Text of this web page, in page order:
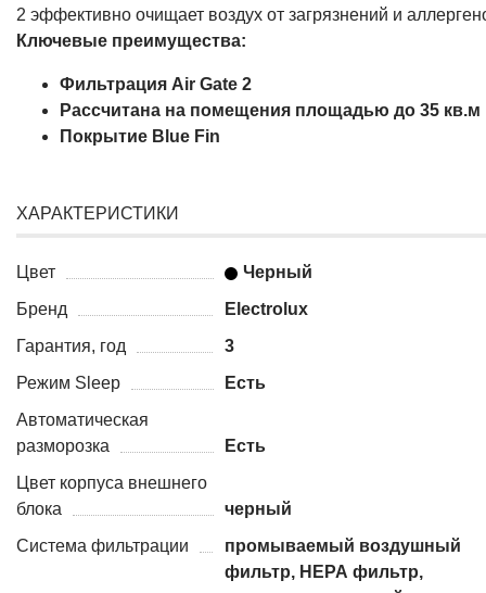
2 эффективно очищает воздух от загрязнений и
Ключевые преимущества:
Фильтрация Air Gate 2
Рассчитана на помещения площадью до 35 кв.м
Покрытие Blue Fin
ХАРАКТЕРИСТИКИ
Цвет
Черный
Бренд
Electrolux
Гарантия, год
3
Режим Sleep
Есть
Автоматическая
разморозка
Есть
Цвет корпуса внешнего
блока
черный
Система фильтрации
промываемый воздушный
фильтр, НЕРА фильтр,